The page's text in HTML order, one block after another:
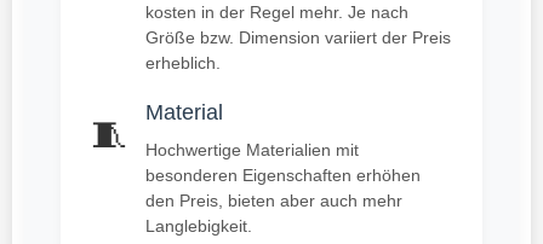
kosten in der Regel mehr. Je nach
Größe bzw. Dimension variiert der Preis
erheblich.
🧵
Material
Hochwertige Materialien mit
besonderen Eigenschaften erhöhen
den Preis, bieten aber auch mehr
Langlebigkeit.